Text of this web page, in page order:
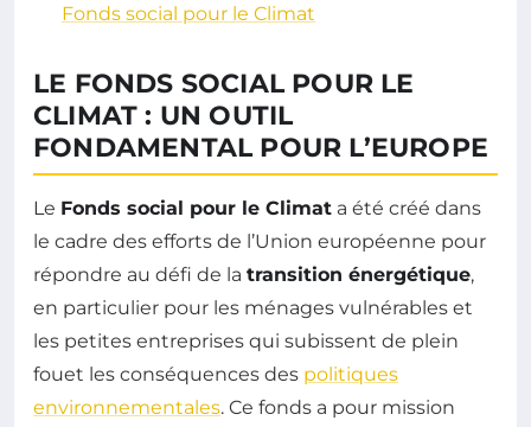
Fonds social pour le Climat
LE FONDS SOCIAL POUR LE
CLIMAT : UN OUTIL
FONDAMENTAL POUR L’EUROPE
Le Fonds social pour le Climat a été créé dans
le cadre des efforts de l’Union européenne pour
répondre au défi de la transition énergétique,
en particulier pour les ménages vulnérables et
les petites entreprises qui subissent de plein
fouet les conséquences des politiques
environnementales. Ce fonds a pour mission